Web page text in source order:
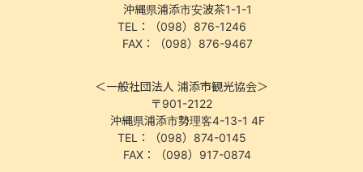
沖縄県浦添市安波茶1-1-1
TEL：（098）876-1246
FAX：（098）876-9467
＜一般社団法人 浦添市観光協会＞
〒901-2122
沖縄県浦添市勢理客4-13-1 4F
TEL：（098）874-0145
FAX：（098）917-0874